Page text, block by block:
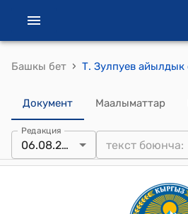
Башкы бет ›
Документ Маалыматтар
Редакция
06.08.2021